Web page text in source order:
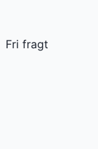
Fri fragt